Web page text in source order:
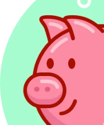
następujące kroki:
wyrejestruj
ubezpieczeń
jeśli nie
się do
jeśli jesteś na
ubezpieczenia